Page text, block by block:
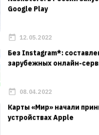
Google Play
12.05.2022
Без Instagram*:
зарубежных онлайн-
08.04.2022
Карты «Мир» начали
устройствах Apple